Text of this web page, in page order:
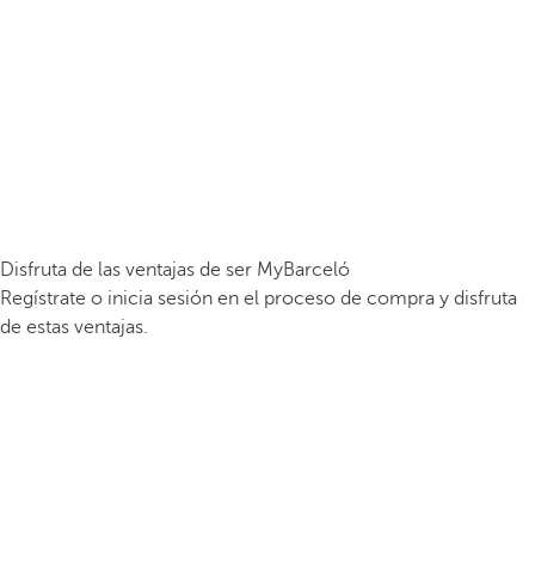
Disfruta de las ventajas de ser MyBarceló
Regístrate o inicia sesión en el proceso de compra y disfruta
de estas ventajas.